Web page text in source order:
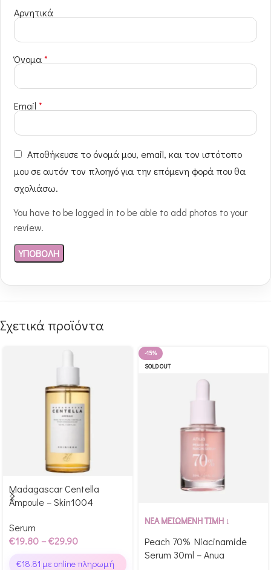
Αρνητικά
Όνομα*
Email *
Αποθήκευσε το όνομά μου, email, και τον ιστότοπο
μου σε αυτόν τον πλοηγό για την επόμενη φορά που θα
σχολιάσω.
You have to be logged in to be able to add photos to your
review.
Σχετικά προϊόντα
Κέρδισε έως 299 Glow
Points!
Madagascar Centella
Ampoule – Skin1004
Serum
€19.80 –€29.90
€18.81 με online πληρωμή
-15%
SOLD OUT
Αγόρασε & κέρδισε 228
ΝΕΑ ΜΕΙΩΜΕΝΗ ΤΙΜΗ ↓
Peach 70% Niacinamide
Serum 30ml – Anua